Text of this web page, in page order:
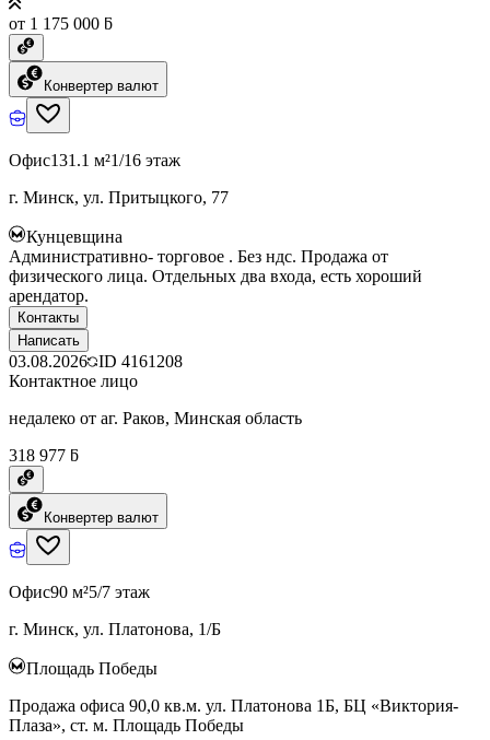
от 1 175 000 ƃ
Конвертер валют
Офис131.1 м²1/16 этаж
г. Минск, ул. Притыцкого, 77
Кунцевщина
Административно- торговое . Без ндс. Продажа от
физического лица. Отдельных два входа, есть хороший
арендатор.
Контакты
Написать
03.08.2026 ID 4161208
Контактное лицо
недалеко от аг. Раков, Минская область
318 977 ƃ
Конвертер валют
Офис90 м²5/7 этаж
г. Минск, ул. Платонова, 1/Б
Площадь Победы
Продажа офиса 90,0 кв.м. ул. Платонова 1Б, БЦ «Виктория-
Плаза», ст. м. Площадь Победы